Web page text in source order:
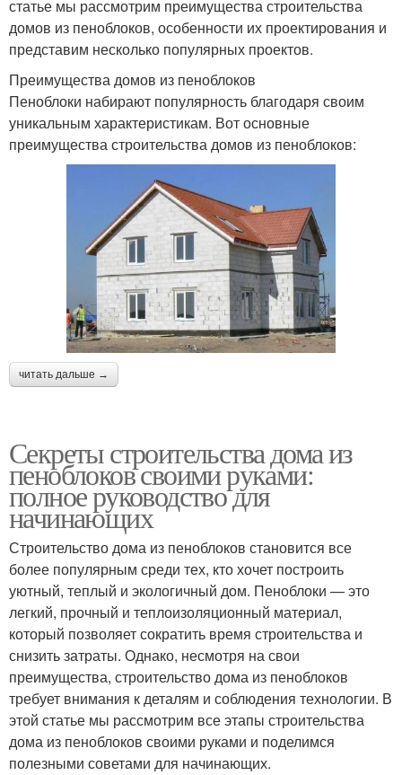
статье мы рассмотрим преимущества строительства
домов из пеноблоков, особенности их проектирования и
представим несколько популярных проектов.
Преимущества домов из пеноблоков
Пеноблоки набирают популярность благодаря своим
уникальным характеристикам. Вот основные
преимущества строительства домов из пеноблоков:
читать дальше →
Секреты строительства дома из
пеноблоков своими руками:
полное руководство для
начинающих
Строительство дома из пеноблоков становится все
более популярным среди тех, кто хочет построить
уютный, теплый и экологичный дом. Пеноблоки — это
легкий, прочный и теплоизоляционный материал,
который позволяет сократить время строительства и
снизить затраты. Однако, несмотря на свои
преимущества, строительство дома из пеноблоков
требует внимания к деталям и соблюдения технологии. В
этой статье мы рассмотрим все этапы строительства
дома из пеноблоков своими руками и поделимся
полезными советами для начинающих.